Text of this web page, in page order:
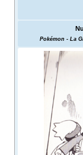
Pokémon - La